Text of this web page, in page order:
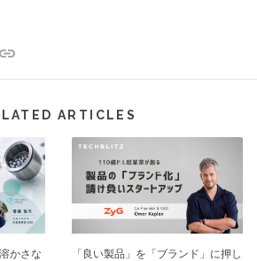
ARTICLES
かさな
「良い製品」を「ブランド」に押し